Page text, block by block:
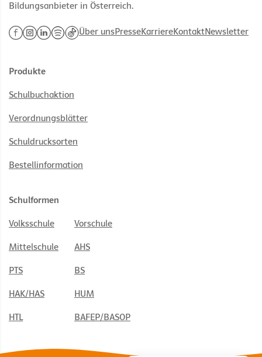
Bildungsanbieter in Österreich.
Über unsPresseKarriereKontaktNewsletter
Produkte
Schulbuchaktion
Verordnungsblätter
Schuldrucksorten
Bestellinformation
Schulformen
Volksschule Vorschule
Mittelschule AHS
PTS BS
HAK/HAS HUM
HTL BAFEP/BASOP